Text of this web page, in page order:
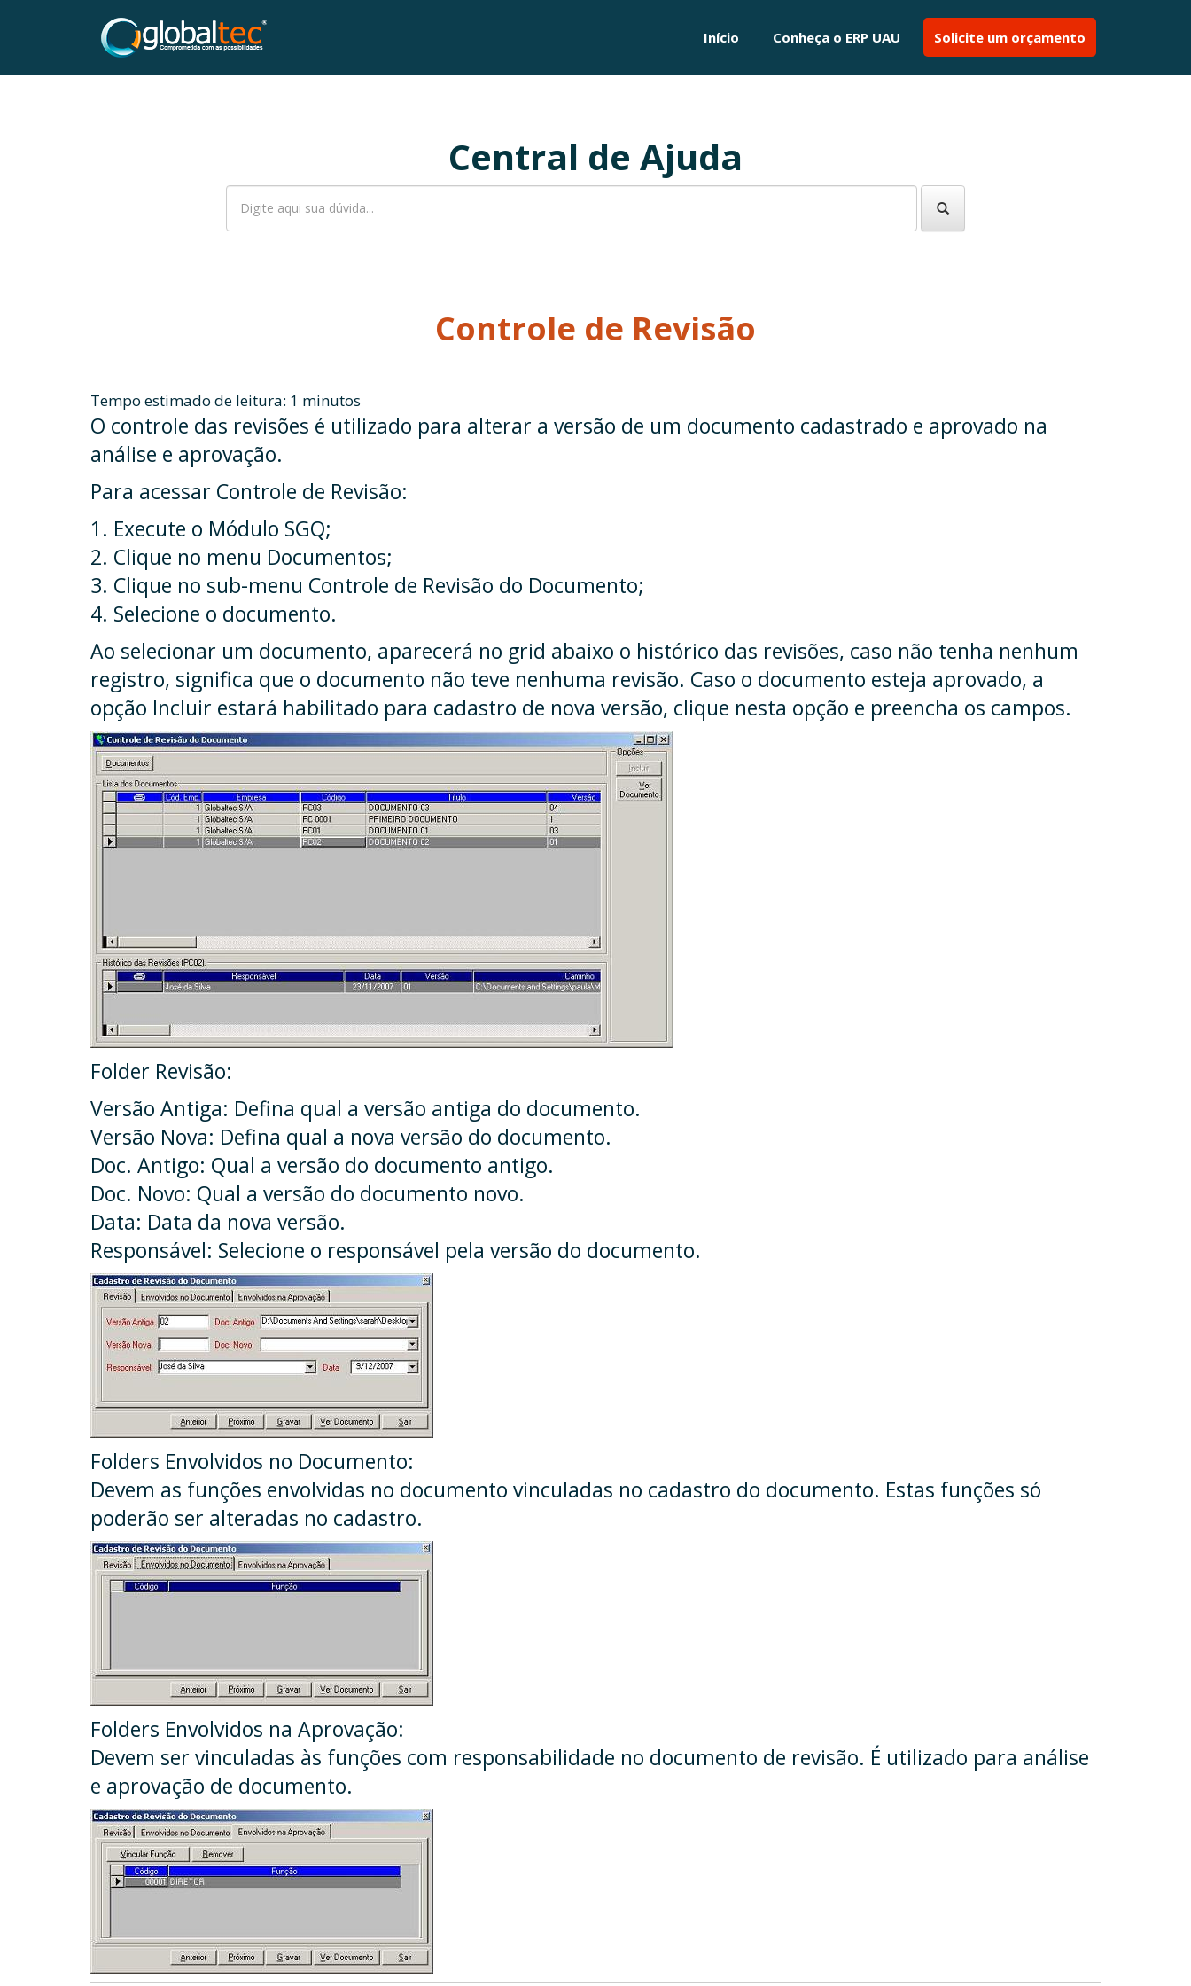
Início Conheça o ERP UAU Solicite um orçamento
Central de Ajuda
Controle de Revisão
O controle das revisões é utilizado para alterar a versão de um documento cadastrado e aprovado na
análise e aprovação.
Para acessar Controle de Revisão:
1. Execute o Módulo SGQ;
2. Clique no menu Documentos;
3. Clique no sub-menu Controle de Revisão do Documento;
4. Selecione o documento.
Ao selecionar um documento, aparecerá no grid abaixo o histórico das revisões, caso não tenha nenhum
registro, significa que o documento não teve nenhuma revisão. Caso o documento esteja aprovado, a
opção Incluir estará habilitado para cadastro de nova versão, clique nesta opção e preencha os campos.
Folder Revisão:
Versão Antiga: Defina qual a versão antiga do documento.
Versão Nova: Defina qual a nova versão do documento.
Doc. Antigo: Qual a versão do documento antigo.
Doc. Novo: Qual a versão do documento novo.
Data: Data da nova versão.
Responsável: Selecione o responsável pela versão do documento.
Folders Envolvidos no Documento:
Devem as funções envolvidas no documento vinculadas no cadastro do documento. Estas funções só
poderão ser alteradas no cadastro.
Folders Envolvidos na Aprovação:
Devem ser vinculadas às funções com responsabilidade no documento de revisão. É utilizado para análise
e aprovação de documento.